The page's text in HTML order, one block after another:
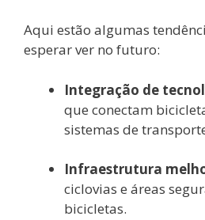
Aqui estão algumas
esperar ver no futuro:
Integração de
que conectam
sistemas de
Infraestrutura
ciclovias e áreas
bicicletas.